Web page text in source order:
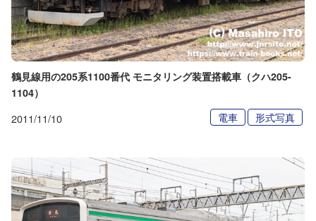
鶴見線用の205系1100番代 モニタリング装置搭載車（クハ205-
1104）
2011/11/10 電車 形式写真